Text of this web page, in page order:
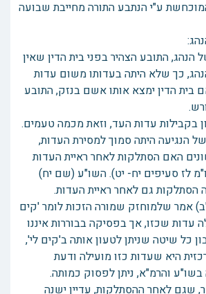
ע"י הנתבע התורה מחייבת שבועה
הנהג, התובע הצהיר בפני בית הדין שאין
כך שלא היתה בעדותו משום עדות
בית הדין ימצא אותו אשם בנזק, התובע
בקבילות עדות העד, וזאת מכמה טעמים.
הנגיעה היתה סמוך למסירת העדות,
האם הסתלקות לאחר ראיית העדות
לז סעיפים יח- יט). השו"ע (שם יח)
גם לאחר ראיית העדות.
אמר שלמוחזק שמורה הזכות לומר 'קים
עדות שכזו, אך בפסיקה בבוררות איננו
כל שיטה שניתן לטעון אותה ב'קים לי',
היא שעדות כזו מועילה ודעת
והרמ"א, ניתן לפסוק כמותה.
שגם לאחר ההסתלקות, עדיין ישנה